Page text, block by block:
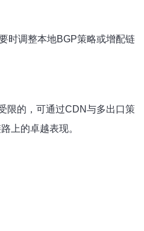
时调整本地BGP策略或增配链
限的，可通过CDN与多出口策
上的卓越表现。